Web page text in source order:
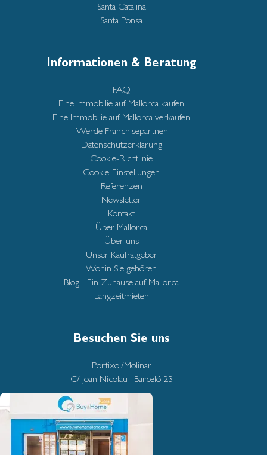
Santa Catalina
Santa Ponsa
Informationen & Beratung
FAQ
Eine Immobilie auf Mallorca kaufen
Eine Immobilie auf Mallorca verkaufen
Werde Franchisepartner
Datenschutzerklärung
Cookie-Richtlinie
Cookie-Einstellungen
Referenzen
Newsletter
Kontakt
Über Mallorca
Über uns
Unser Kaufratgeber
Wohin Sie gehören
Blog - Ein Zuhause auf Mallorca
Langzeitmieten
Besuchen Sie uns
Portixol/Molinar
C/ Joan Nicolau i Barceló 23